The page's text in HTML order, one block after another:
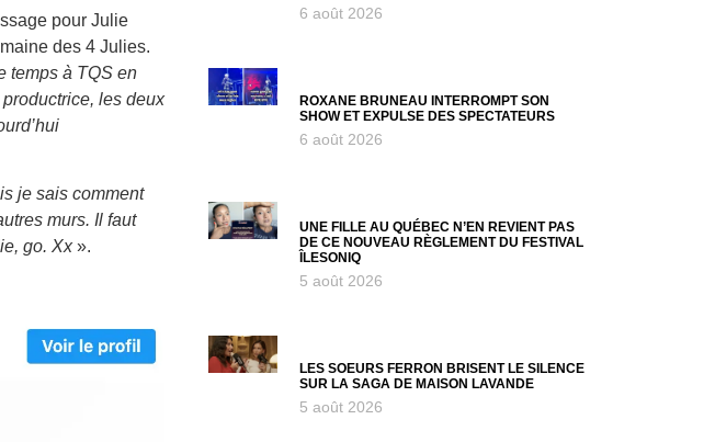
pour Julie
des 4 Julies.
temps à TQS en
les deux
je sais comment
murs. Il faut
go. Xx».
6 août 2026
ROXANE BRUNEAU INTERROMPT SON
SHOW ET EXPULSE DES SPECTATEURS
6 août 2026
UNE FILLE AU QUÉBEC N’EN REVIENT PAS
DE CE NOUVEAU RÈGLEMENT DU FESTIVAL
ÎLESONIQ
5 août 2026
LES SOEURS FERRON BRISENT LE SILENCE
SUR LA SAGA DE MAISON LAVANDE
5 août 2026